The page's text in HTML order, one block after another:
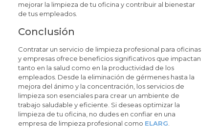
mejorar la limpieza de tu oficina y contribuir al bienestar
de tus empleados.
Conclusión
Contratar un servicio de limpieza profesional para oficinas
y empresas ofrece beneficios significativos que impactan
tanto en la salud como en la productividad de los
empleados. Desde la eliminación de gérmenes hasta la
mejora del ánimo y la concentración, los servicios de
limpieza son esenciales para crear un ambiente de
trabajo saludable y eficiente. Si deseas optimizar la
limpieza de tu oficina, no dudes en confiar en una
empresa de limpieza profesional como ELARG